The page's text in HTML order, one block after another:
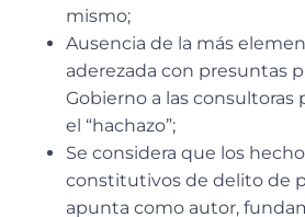
mismo;
Ausencia de la más
aderezada con presuntas
Gobierno a las consultoras
el “hachazo”;
Se considera que los
constitutivos de delito de
apunta como autor,